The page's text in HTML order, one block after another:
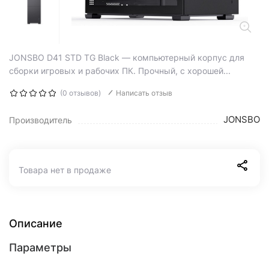
JONSBO D41 STD TG Black — компьютерный корпус для
сборки игровых и рабочих ПК. Прочный, с хорошей...
(0 отзывов) Написать отзыв
Производитель JONSBO
Товара нет в продаже
Описание
Параметры